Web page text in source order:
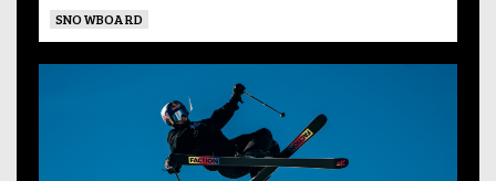
SNOWBOARD